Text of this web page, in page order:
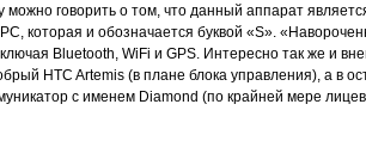
можно говорить о том, что данный аппарат
которая и обозначается буквой «S».
Bluetooth, WiFi и GPS. Интересно так же и
HTC Artemis (в плане блока управления), а в
с именем Diamond (по крайней мере